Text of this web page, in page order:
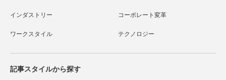
インダストリー コーポレート変革
ワークスタイル テクノロジー
記事スタイルから探す